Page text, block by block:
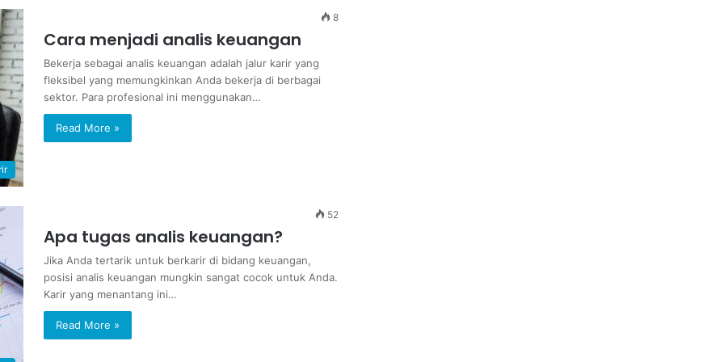
8
Cara menjadi analis keuangan
Bekerja sebagai analis keuangan adalah jalur karir yang
fleksibel yang memungkinkan Anda bekerja di berbagai
sektor. Para profesional ini menggunakan…
Read More »
52
Apa tugas analis keuangan?
Jika Anda tertarik untuk berkarir di bidang keuangan,
posisi analis keuangan mungkin sangat cocok untuk Anda.
Karir yang menantang ini…
Read More »